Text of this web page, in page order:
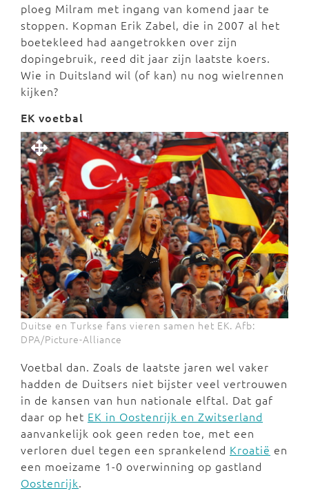
ploeg Milram met ingang van komend jaar te
stoppen. Kopman Erik Zabel, die in 2007 al het
boetekleed had aangetrokken over zijn
dopingebruik, reed dit jaar zijn laatste koers.
Wie in Duitsland wil (of kan) nu nog wielrennen
kijken?
EK voetbal
Duitse en Turkse fans vieren samen het EK. Afb:
DPA/Picture-Alliance
Voetbal dan. Zoals de laatste jaren wel vaker
hadden de Duitsers niet bijster veel vertrouwen
in de kansen van hun nationale elftal. Dat gaf
daar op het EK in Oostenrijk en Zwitserland
aanvankelijk ook geen reden toe, met een
verloren duel tegen een sprankelend Kroatië en
een moeizame 1-0 overwinning op gastland
Oostenrijk.